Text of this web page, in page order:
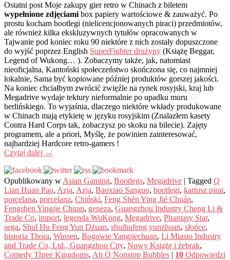
Ostatni post Moje zakupy gier retro w Chinach z biletem
wypełnione zdjęciami box papiery wartościowe & zauważyć. Po
prostu kocham bootlegi (nielicencjonowanych piraci) przedmiotów,
ale również kilka ekskluzywnych tytułów opracowanych w
Tajwanie pod koniec roku 90 niektóre z nich zostały dopuszczone
do wyjść poprzez English SuperFighter drużyny (Książę Beggar,
Legend of Wukong… ). Zobaczymy także, jak, natomiast
nieoficjalna, Kantoński społeczeństwo skończona się, co najmniej
lokalnie, Sama być kopiowane później produktów gorszej jakości.
Na koniec chciałbym zwrócić zwięźle na rynek rosyjski, kraj lub
Megadrive wydaje tektury nieformalnie po upadku muru
berlińskiego. To wyjaśnia, dlaczego niektóre wkłady produkowane
w Chinach mają etykietę w języku rosyjskim (Znalazłem kasety
Contra Hard Corps tak, zobaczysz po skoku na bilecie). Zajęty
programem, ale a priori, Myślę, że powinien zainteresować,
najbardziej Hardcore retro-gamers !
Czytaj dalej →
Opublikowany w Asian Gaming, Bootlegs, Megadrive | Tagged Q
Lian Huan Pao, Azja, Azja, Baoxiao Sanguo, bootlegi, kartusz pirat,
porcelana, porcelana, Chiński, Feng Shén Ying Jié Chuán,
Fengshen Yingjie Chuan, geneza, Guangzhou Industry Cheng Li &
Trade Co, import, legenda WuKong, Megadrive, Phantasy Star,
sega, Shuǐ Hu Feng Yun Dżuan, shuihufeng yunzhuan, słońce,
historia Thora, Winsen, Bogowie Yangjiechuan, Li Miasto Industry
and Trade Co, Ltd., Guangzhou City, Nowy Książę i żebrak,
Comedy Three Kingdoms, Ah Q Nonstop Bubbles | 10 Odpowiedzi